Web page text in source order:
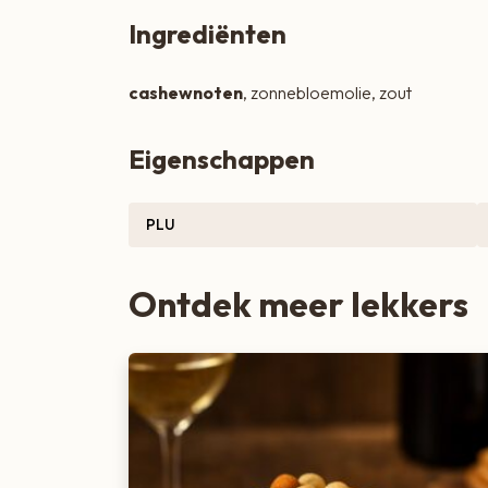
Zoete lekkernijen
Ingrediënten
cashewnoten, zonnebloemolie, zout
Eigenschappen
PLU
Ontdek meer lekkers